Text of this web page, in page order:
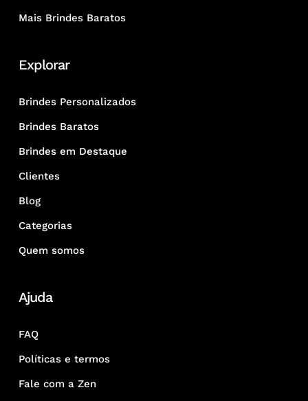
Mais Brindes Baratos
Explorar
Brindes Personalizados
Brindes Baratos
Brindes em Destaque
Clientes
Blog
Categorias
Quem somos
Ajuda
FAQ
Políticas e termos
Fale com a Zen